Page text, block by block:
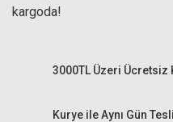
kargoda!
Kurye ile Aynı Gün
3000TL Üzeri Ücretsiz